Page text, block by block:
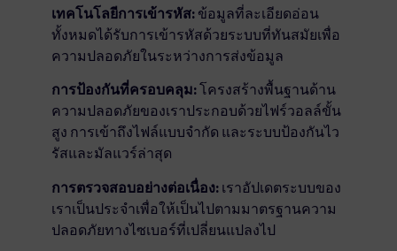
เทคโนโลยีการเข้ารหัส: ข้อมูลที่ละเอียดอ่อน
ทั้งหมดได้รับการเข้ารหัสด้วยระบบที่ทันสมัยเพื่อ
ความปลอดภัยในระหว่างการส่งข้อมูล
การป้องกันที่ครอบคลุม:โครงสร้างพื้นฐานด้าน
ความปลอดภัยของเราประกอบด้วยไฟร์วอลล์ขั้น
สูง การเข้าถึงไฟล์แบบจำกัด และระบบป้องกันไว
รัสและมัลแวร์ล่าสุด
การตรวจสอบอย่างต่อเนื่อง: เราอัปเดตระบบของ
เราเป็นประจำเพื่อให้เป็นไปตามมาตรฐานความ
ปลอดภัยทางไซเบอร์ที่เปลี่ยนแปลงไป